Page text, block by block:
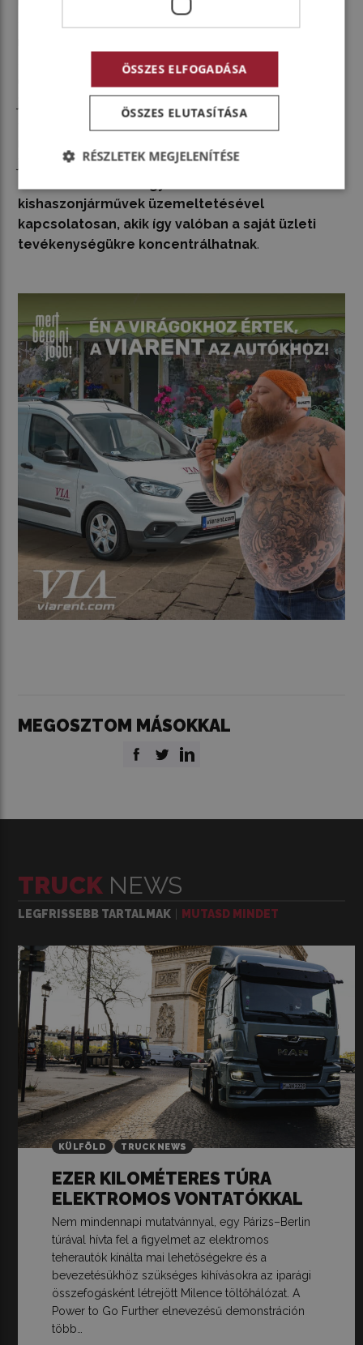
átvállalása is elősegíti a gazdaságosabb
jellegéből eredően a vállalkozások rugalmasan és
gyorsan tudnak alkalmazkodni a megváltozó
jármű kicserélésével.Mindez jelentősen
kishaszonjárművek üzemeltetésével
kapcsolatosan, akik így valóban a saját üzleti
tevékenységükre koncentrálhatnak.
MEGOSZTOM MÁSOKKAL
TRUCK NEWS
LEGFRISSEBB TARTALMAK MUTASD MINDET
KÜLFÖLD TRUCK NEWS
EZER KILOMÉTERES TÚRA
ELEKTROMOS VONTATÓKKAL
Nem mindennapi mutatvánnyal, egy Párizs–Berlin
túrával hívta fel a figyelmet az elektromos
teherautók kínálta mai lehetőségekre és a
bevezetésükhöz szükséges kihívásokra az iparági
összefogásként létrejött Milence töltőhálózat. A
Power to Go Further elnevezésű demonstráción
több…
ÖSSZES ELFOGADÁSA
ÖSSZES ELUTASÍTÁSA
RÉSZLETEK MEGJELENÍTÉSE